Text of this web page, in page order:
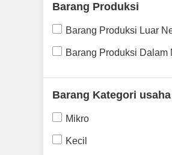
Barang Produksi
Barang Produksi Luar
Barang Produksi Dalam
Barang Kategori usaha
Mikro
Kecil